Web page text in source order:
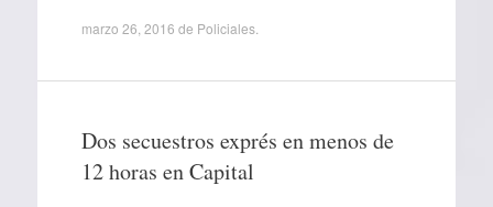
marzo 26, 2016 de Policiales.
Dos secuestros exprés en menos de
12 horas en Capital